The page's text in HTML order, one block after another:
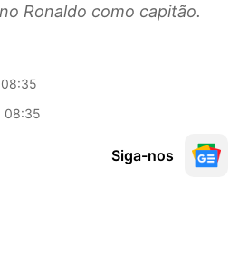
Ronaldo como capitão.
08:35
Siga-nos